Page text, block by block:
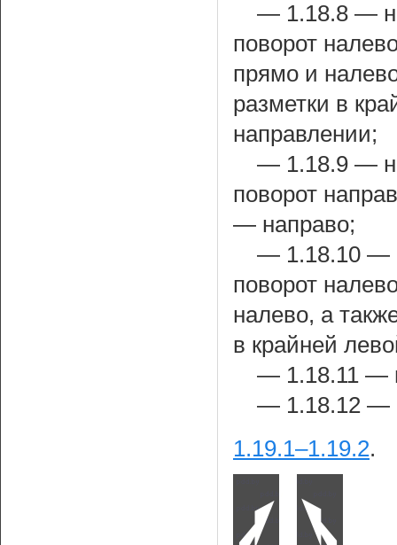
— 1.18.8 —
поворот
прямо и
разметки в
направлении;
— 1.18.9 —
поворот
— направо;
— 1.18.10 —
поворот
налево, а
в крайней
— 1.18.11 —
— 1.18.12 —
1.19.1–1.19.2.